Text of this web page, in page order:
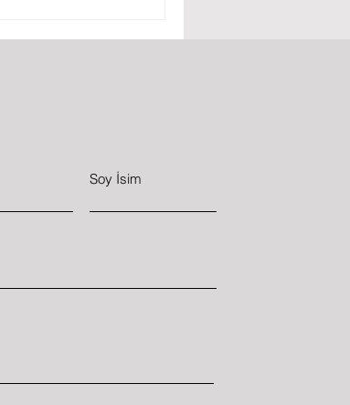
Soy İsim